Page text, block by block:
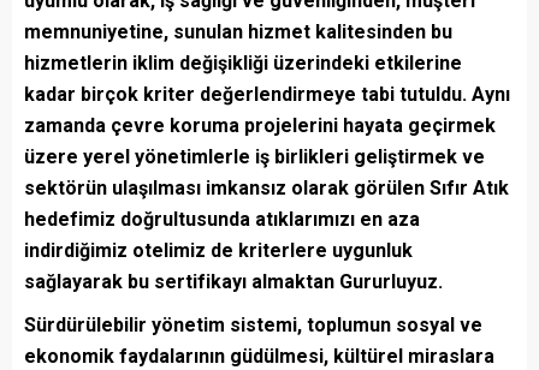
memnuniyetine, sunulan hizmet kalitesinden bu
hizmetlerin iklim değişikliği üzerindeki etkilerine
kadar birçok kriter değerlendirmeye tabi tutuldu. Aynı
zamanda çevre koruma projelerini hayata geçirmek
üzere yerel yönetimlerle iş birlikleri geliştirmek ve
sektörün ulaşılması imkansız olarak görülen Sıfır Atık
hedefimiz doğrultusunda atıklarımızı en aza
indirdiğimiz otelimiz de kriterlere uygunluk
sağlayarak bu sertifikayı almaktan Gururluyuz.
Sürdürülebilir yönetim sistemi, toplumun sosyal ve
ekonomik faydalarının güdülmesi, kültürel miraslara